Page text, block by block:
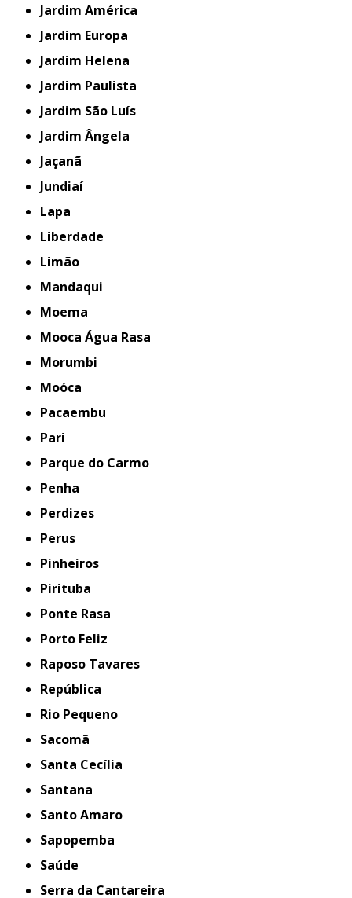
Jardim América
Jardim Europa
Jardim Helena
Jardim Paulista
Jardim São Luís
Jardim Ângela
Jaçanã
Jundiaí
Lapa
Liberdade
Limão
Mandaqui
Moema
Mooca Água Rasa
Morumbi
Moóca
Pacaembu
Pari
Parque do Carmo
Penha
Perdizes
Perus
Pinheiros
Pirituba
Ponte Rasa
Porto Feliz
Raposo Tavares
República
Rio Pequeno
Sacomã
Santa Cecília
Santana
Santo Amaro
Sapopemba
Saúde
Serra da Cantareira